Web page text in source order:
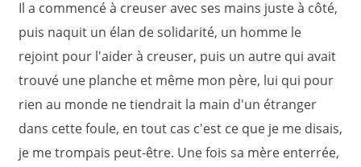
Il a commencé à creuser avec ses mains juste à côté,
puis naquit un élan de solidarité, un homme le
rejoint pour l'aider à creuser, puis un autre qui avait
trouvé une planche et même mon père, lui qui pour
rien au monde ne tiendrait la main d'un étranger
dans cette foule, en tout cas c'est ce que je me disais,
je me trompais peut-être. Une fois sa mère enterrée,